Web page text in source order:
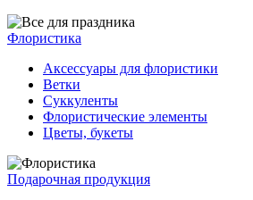
Флористика
Аксессуары для флористики
Ветки
Суккуленты
Флористические элементы
Цветы, букеты
Подарочная продукция